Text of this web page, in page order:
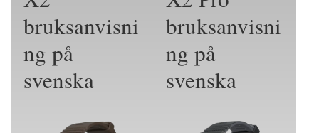
bruksanvisni
ng på
svenska
bruksanvisni
ng på
svenska